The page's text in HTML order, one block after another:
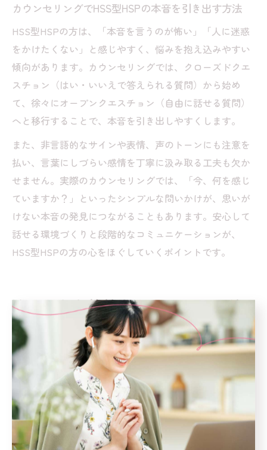
カウンセリングでHSS型HSPの本音を引き出す方法
HSS型HSPの方は、「本音を言うのが怖い」「人に迷惑
をかけたくない」と感じやすく、悩みを抱え込みやすい
傾向があります。カウンセリングでは、クローズドクエ
スチョン（はい・いいえで答えられる質問）から始め
て、徐々にオープンクエスチョン（自由に話せる質問）
へと移行することで、本音を引き出しやすくします。
また、非言語的なサインや表情、声のトーンにも注意を
払い、言葉にしづらい感情を丁寧に汲み取る工夫も欠か
せません。実際のカウンセリングでは、「今、何を感じ
ていますか？」といったシンプルな問いかけが、思いが
けない本音の発見につながることもあります。安心して
話せる環境づくりと段階的なコミュニケーションが、
HSS型HSPの方の心をほぐしていくポイントです。
迷いがちな特性をカウンセリングで
受け止めてみる
HSS型HSPの矛盾した特性にカウンセリングが効く理
由
HSS型HSPは「刺激を求める自分」と「繊細で傷つきや
すい自分」という、一見正反対の特性を持ち合わせてい
るため、自己理解が難しくなりがちです。この矛盾が